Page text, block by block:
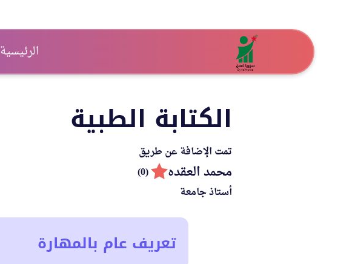
الرئيسية
الكتابة الطبية
تمت الإضافة عن طريق
محمد العقده
(0)
أستاذ جامعة
تعريف عام بالمهارة